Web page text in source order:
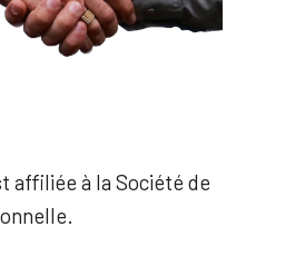
affiliée à la Société de